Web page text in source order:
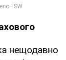
нещодавно